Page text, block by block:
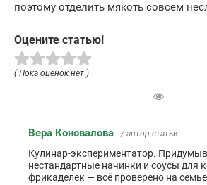
поэтому отделить мякоть совсем
Оцените статью!
( Пока оценок нет )
Вера Коновалова / автор статьи
Кулинар-экспериментатор.
нестандартные начинки и соусы для
фрикаделек — всё проверено на